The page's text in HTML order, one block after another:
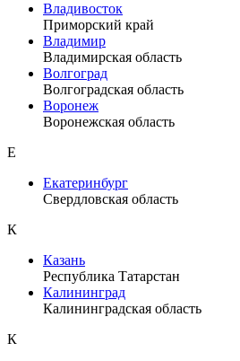
Владивосток
Приморский край
Владимир
Владимирская область
Волгоград
Волгоградская область
Воронеж
Воронежская область
Е
Екатеринбург
Свердловская область
К
Казань
Республика Татарстан
Калининград
Калининградская область
К